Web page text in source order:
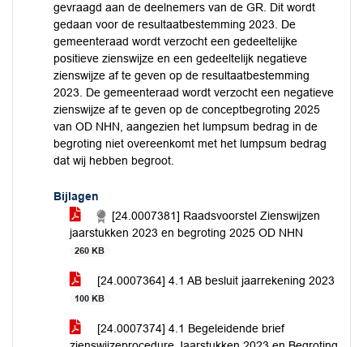
gevraagd aan de deelnemers van de GR. Dit wordt
gedaan voor de resultaatbestemming 2023. De
gemeenteraad wordt verzocht een gedeeltelijke
positieve zienswijze en een gedeeltelijk negatieve
zienswijze af te geven op de resultaatbestemming
2023. De gemeenteraad wordt verzocht een negatieve
zienswijze af te geven op de conceptbegroting 2025
van OD NHN, aangezien het lumpsum bedrag in de
begroting niet overeenkomt met het lumpsum bedrag
dat wij hebben begroot.
Bijlagen
[24.0007381] Raadsvoorstel Zienswijzen
jaarstukken 2023 en begroting 2025 OD NHN
260 KB
[24.0007364] 4.1 AB besluit jaarrekening 2023
100 KB
[24.0007374] 4.1 Begeleidende brief